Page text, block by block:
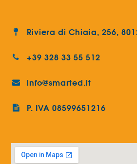
Riviera di Chiaia, 256,
+39 328 33 55 512
info@smarted.it
P. IVA 08599651216